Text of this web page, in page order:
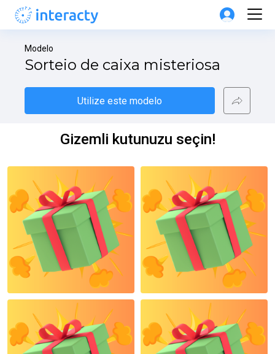
Modelo
Sorteio de caixa misteriosa
Utilize este modelo